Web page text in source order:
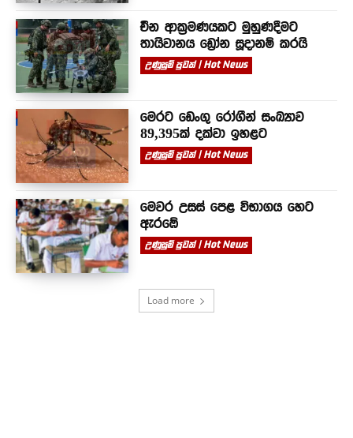
චීන ආක්‍රමණයකට මුහුණදීමට
තායිවානය ඩ්‍රෝන සූදානම් කරයි
උණුසුම් පුවත් | Hot News
මෙරට ඩෙංගු රෝගීන් සංඛ්‍යාව
89,395ක් දක්වා ඉහළට
උණුසුම් පුවත් | Hot News
මෙවර උසස් පෙළ විභාගය හෙට
ඇරඹේ
උණුසුම් පුවත් | Hot News
Load more